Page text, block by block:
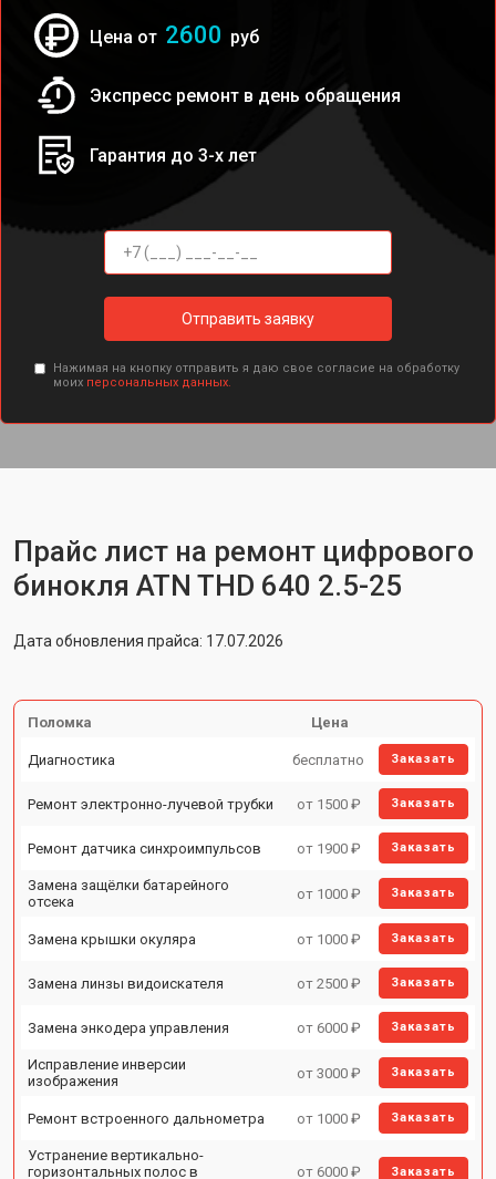
Цена от 2600 руб
Экспресс ремонт в день обращения
Гарантия до 3-х лет
Отправить заявку
Нажимая на кнопку отправить я даю свое согласие на обработку
моих персональных данных.
Прайс лист на ремонт цифрового
бинокля ATN THD 640 2.5-25
Дата обновления прайса: 17.07.2026
Поломка Цена
Диагностика бесплатно Заказать
Ремонт электронно-лучевой трубки от 1500 ₽ Заказать
Ремонт датчика синхроимпульсов от 1900 ₽ Заказать
Замена защёлки батарейного
отсека
от 1000 ₽ Заказать
Замена крышки окуляра от 1000 ₽ Заказать
Замена линзы видоискателя от 2500 ₽ Заказать
Замена энкодера управления от 6000 ₽ Заказать
Исправление инверсии
изображения
от 3000 ₽ Заказать
Ремонт встроенного дальнометра от 1000 ₽ Заказать
Устранение вертикально-
горизонтальных полос в
от 6000 ₽ Заказать